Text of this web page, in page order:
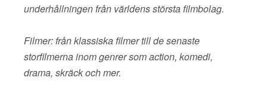
underhållningen från världens största filmbolag.
Filmer: från klassiska filmer till de senaste
storfilmerna inom genrer som action, komedi,
drama, skräck och mer.